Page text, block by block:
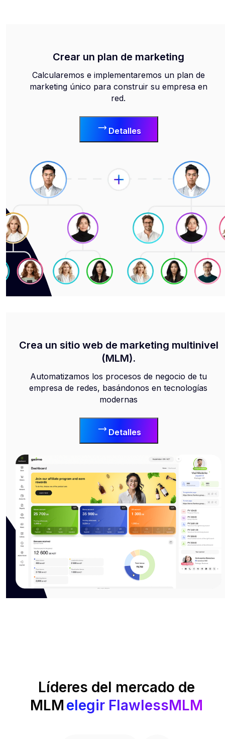
Crear un plan de marketing
Calcularemos e implementaremos un plan de
marketing único para construir su empresa en
red.
Detalles
Crea un sitio web de marketing multinivel
(MLM).
Automatizamos los procesos de negocio de tu
empresa de redes, basándonos en tecnologías
modernas
Detalles
Líderes del mercado de
MLM elegir FlawlessMLM